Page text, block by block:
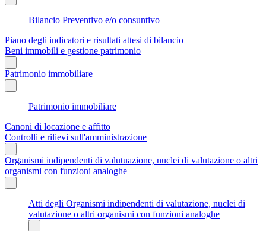
Bilancio Preventivo e/o consuntivo
Piano degli indicatori e risultati attesi di bilancio
Beni immobili e gestione patrimonio
Patrimonio immobiliare
Patrimonio immobiliare
Canoni di locazione e affitto
Controlli e rilievi sull'amministrazione
Organismi indipendenti di valutuazione, nuclei di valutazione o altri
organismi con funzioni analoghe
Atti degli Organismi indipendenti di valutazione, nuclei di
valutazione o altri organismi con funzioni analoghe